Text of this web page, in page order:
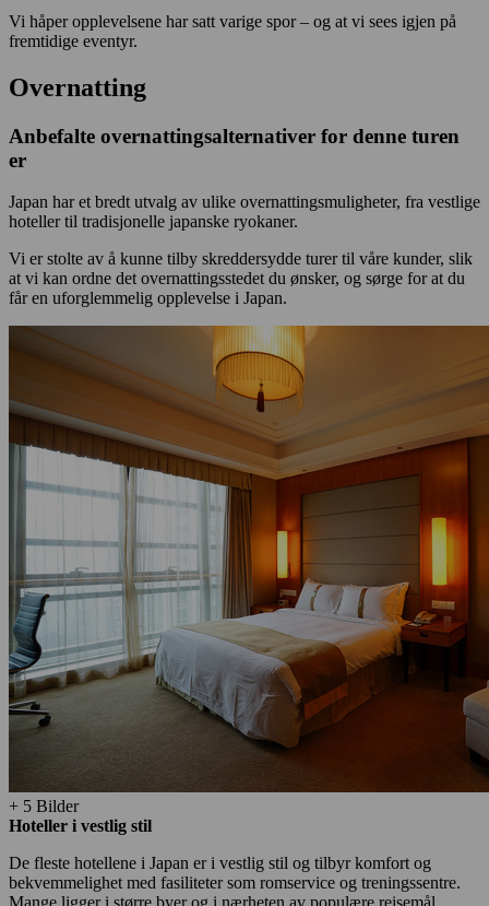
Vi håper opplevelsene har satt varige spor – og at vi sees igjen på
fremtidige eventyr.
Overnatting
Anbefalte overnattingsalternativer for denne turen
er
Japan har et bredt utvalg av ulike overnattingsmuligheter, fra vestlige
hoteller til tradisjonelle japanske ryokaner.
Vi er stolte av å kunne tilby skreddersydde turer til våre kunder, slik
at vi kan ordne det overnattingsstedet du ønsker, og sørge for at du
får en uforglemmelig opplevelse i Japan.
+ 5 Bilder
Hoteller i vestlig stil
De fleste hotellene i Japan er i vestlig stil og tilbyr komfort og
bekvemmelighet med fasiliteter som romservice og treningssentre.